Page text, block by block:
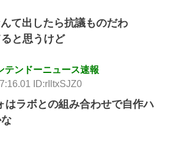
て出したら抗議ものだわ
と思うけど
テンドーニュース速報
ID:rIltxSJZ0
はラボとの組み合わせで自作ハ